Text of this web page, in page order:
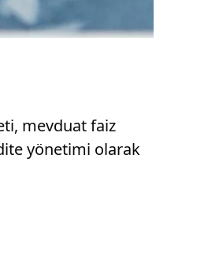
mevduat faiz
yönetimi olarak